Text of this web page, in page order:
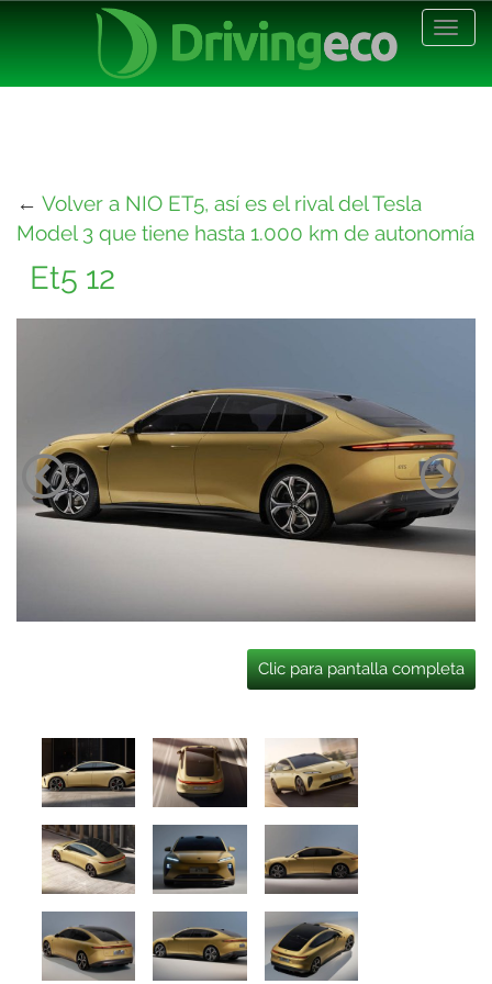
← Volver a NIO ET5, así es el rival del Tesla
Model 3 que tiene hasta 1.000 km de autonomía
Et5 12
Clic para pantalla completa